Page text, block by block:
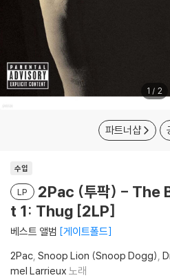
1 / 2
파트너샵
수입
LP
2Pac (투팍) - The
t 1: Thug [2LP]
베스트 앨범 게이트폴드
2Pac Snoop Lion (Snoop Dogg)
mel Larrieux 노래